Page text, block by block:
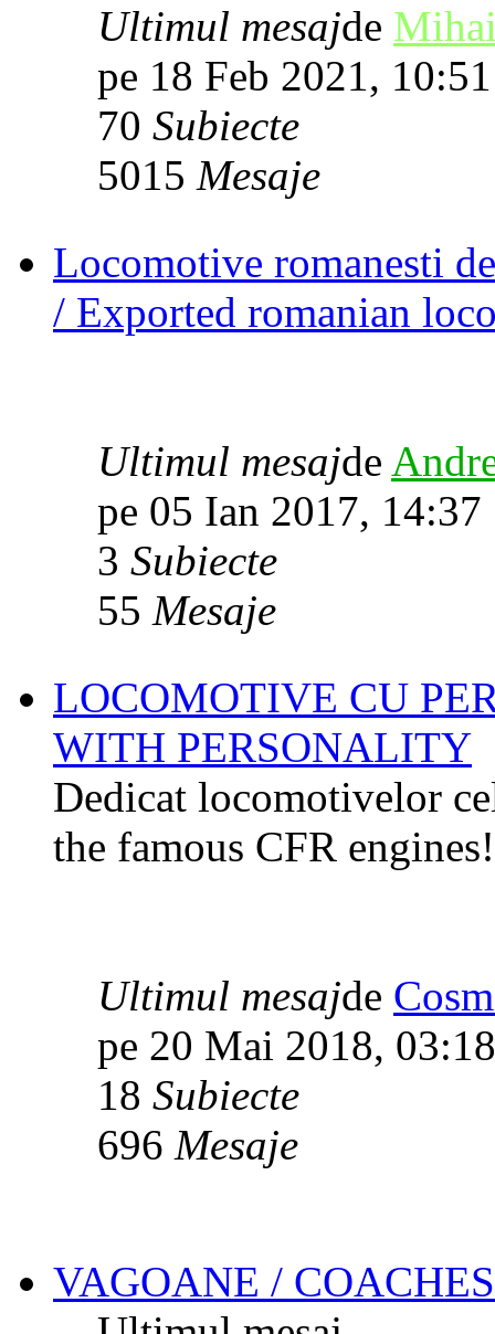
Ultimul mesajde
pe 18 Feb 2021, 10:51
70 Subiecte
5015 Mesaje
Locomotive romanesti
/ Exported romanian
Ultimul mesajde
pe 05 Ian 2017, 14:37
3 Subiecte
55 Mesaje
LOCOMOTIVE CU
WITH PERSONALITY
Dedicat locomotivelor
the famous CFR engines!
Ultimul mesajde
pe 20 Mai 2018, 03:18
18 Subiecte
696 Mesaje
VAGOANE / COACHES